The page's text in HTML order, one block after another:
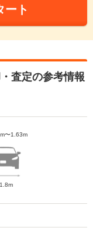
ート
査定の参考情報
〜1.63m